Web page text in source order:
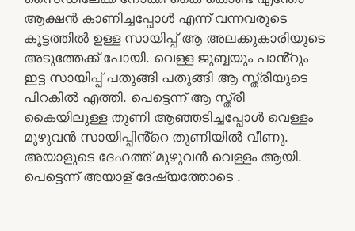
ആക്ഷൻ കാണിച്ചപ്പോൾ എന്ന് വന്നവരുടെ
കൂട്ടത്തിൽ ഉള്ള സായിപ്പ് ആ അലക്കുകാരിയുടെ
അടുത്തേക്ക് പോയി. വെള്ള ജുബ്ബയും പാൻ്റും
ഇട്ട സായിപ്പ് പതുങ്ങി പതുങ്ങി ആ സ്ത്രീയുടെ
പിറകിൽ എത്തി. പെട്ടെന്ന് ആ സ്ത്രീ
കൈയിലുള്ള തുണി ആഞ്ഞടിച്ചപ്പോൾ വെള്ളം
മുഴുവൻ സായിപ്പിൻ്റെ തുണിയിൽ വീണു.
അയാളുടെ ദേഹത്ത് മുഴുവൻ വെള്ളം ആയി.
പെട്ടെന്ന് അയാള് ദേഷ്യത്തോടെ .